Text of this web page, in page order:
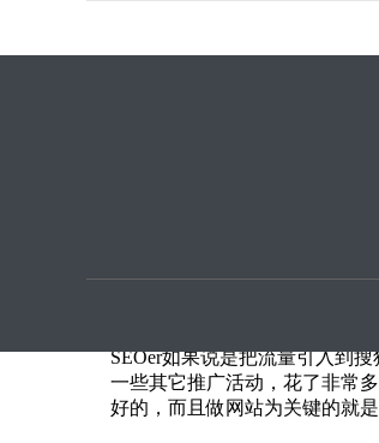
SEOer如果说是把流量引入到
一些其它推广活动，花了非常
好的，而且做网站为关键的就